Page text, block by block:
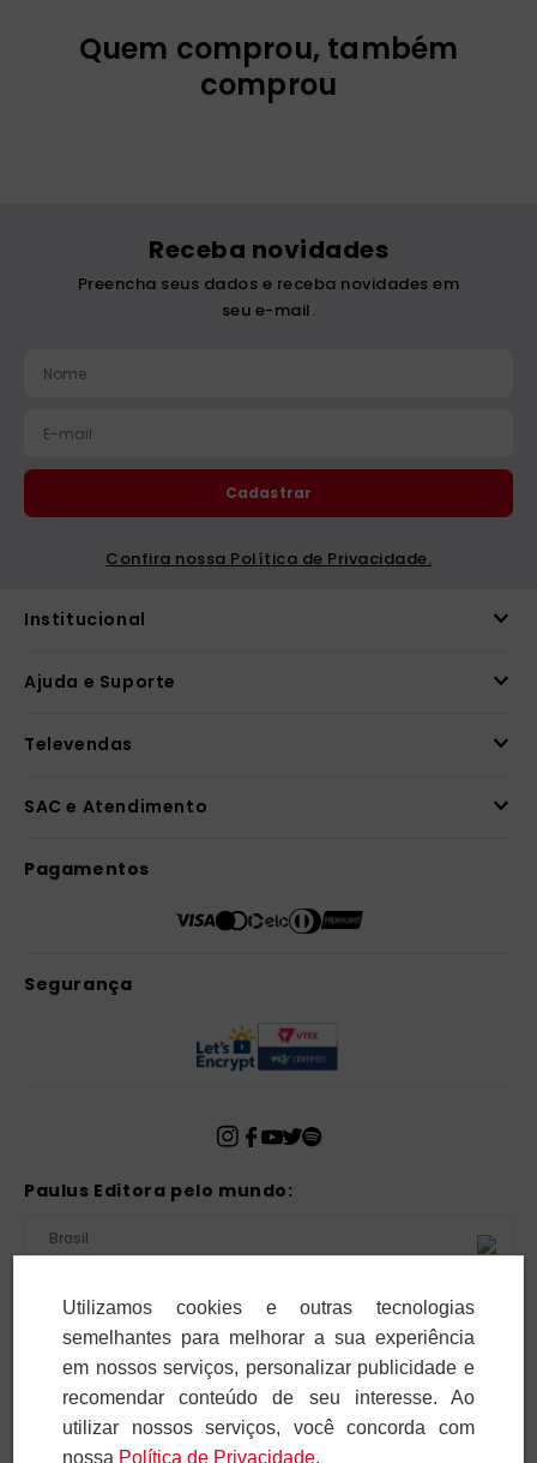
Quem comprou, também
comprou
Receba novidades
Preencha seus dados e receba novidades em
seu e-mail.
Confira nossa Política de Privacidade.
Cadastrar
Institucional
Ajuda e Suporte
Televendas
SAC e Atendimento
Pagamentos
Segurança
Paulus Editora pelo mundo:
Brasil
Atenção!
Para pagar as assinaturas utilize sempre as formas de
pagamento disponibilizadas pela PAULUS. Nunca efetue
ou de pessoa física. Se você receber algum tipo de
Utilizamos cookies e outras tecnologias
semelhantes para melhorar a sua experiência
em nossos serviços, personalizar publicidade e
recomendar conteúdo de seu interesse. Ao
utilizar nossos serviços, você concorda com
nossa Polí­tica de Privacidade.